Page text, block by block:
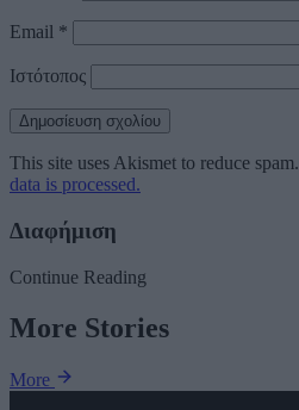
Email *
Ιστότοπος
This site uses Akismet to reduce spam.
data is processed.
Διαφήμιση
Continue Reading
More Stories
More